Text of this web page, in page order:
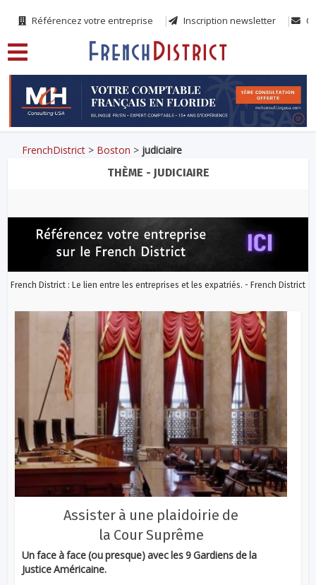
Référencez votre entreprise Inscription newsletter
FrenchDistrict > Boston > judiciaire
THÈME - JUDICIAIRE
French District : Le lien entre les entreprises et les expatriés. - French District
Assister à une plaidoirie de
la Cour Suprême
Un face à face (ou presque) avec les 9 Gardiens de la
Justice Américaine.